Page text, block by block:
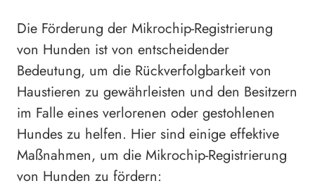
Die Förderung der Mikrochip-Registrierung
von Hunden ist von entscheidender
Bedeutung, um die Rückverfolgbarkeit von
Haustieren zu gewährleisten und den Besitzern
im Falle eines verlorenen oder gestohlenen
Hundes zu helfen. Hier sind einige effektive
Maßnahmen, um die Mikrochip-Registrierung
von Hunden zu fördern: